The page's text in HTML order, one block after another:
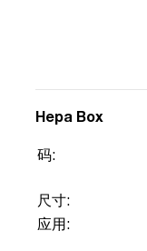
Hepa Box
码:
尺寸:
应用: